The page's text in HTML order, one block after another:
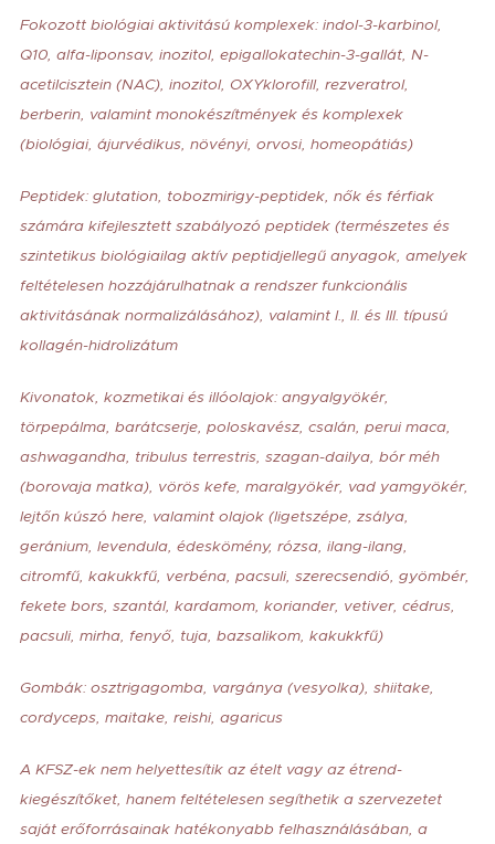
Fokozott biológiai aktivitású komplexek: indol-3-karbinol,
Q10, alfa-liponsav, inozitol, epigallokatechin-3-gallát, N-
acetilcisztein (NAC), inozitol, OXYklorofill, rezveratrol,
berberin, valamint monokészítmények és komplexek
(biológiai, ájurvédikus, növényi, orvosi, homeopátiás)
Peptidek: glutation, tobozmirigy-peptidek, nők és férfiak
számára kifejlesztett szabályozó peptidek (természetes és
szintetikus biológiailag aktív peptidjellegű anyagok, amelyek
feltételesen hozzájárulhatnak a rendszer funkcionális
aktivitásának normalizálásához), valamint I., II. és III. típusú
kollagén-hidrolizátum
Kivonatok, kozmetikai és illóolajok: angyalgyökér,
törpepálma, barátcserje, poloskavész, csalán, perui maca,
ashwagandha, tribulus terrestris, szagan-dailya, bór méh
(borovaja matka), vörös kefe, maralgyökér, vad yamgyökér,
lejtőn kúszó here, valamint olajok (ligetszépe, zsálya,
geránium, levendula, édeskömény, rózsa, ilang-ilang,
citromfű, kakukkfű, verbéna, pacsuli, szerecsendió, gyömbér,
fekete bors, szantál, kardamom, koriander, vetiver, cédrus,
pacsuli, mirha, fenyő, tuja, bazsalikom, kakukkfű)
Gombák: osztrigagomba, vargánya (vesyolka), shiitake,
cordyceps, maitake, reishi, agaricus
A KFSZ-ek nem helyettesítik az ételt vagy az étrend-
kiegészítőket, hanem feltételesen segíthetik a szervezetet
saját erőforrásainak hatékonyabb felhasználásában, a